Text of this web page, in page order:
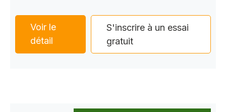
Voir le
détail
S'inscrire à un essai
gratuit